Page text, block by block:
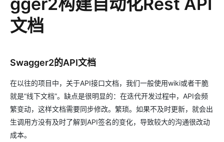
文档
Swagger2的API文档
在以往的项目中，关于API接口文档，我们一般使用wiki或者干脆
就是“线下文档”。缺点是很明显的：在迭代开发过程中，API会频
繁变动，这样文档需要同步修改。繁琐。如果不及时更新，就会出
生调用方没有及时了解到API签名的变化，导致较大的沟通很改动
成本。